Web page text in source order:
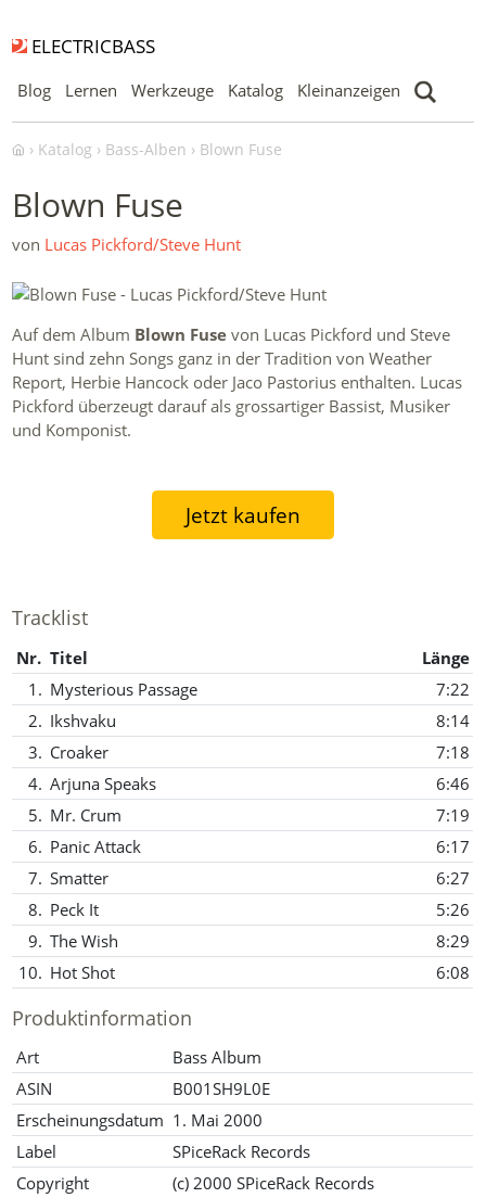
ELECTRICBASS
Blog Lernen Werkzeuge Katalog Kleinanzeigen
Katalog Bass-Alben Blown Fuse
Blown Fuse
von Lucas Pickford/Steve Hunt
Auf dem Album Blown Fuse von Lucas Pickford und Steve
Hunt sind zehn Songs ganz in der Tradition von Weather
Report, Herbie Hancock oder Jaco Pastorius enthalten. Lucas
Pickford überzeugt darauf als grossartiger Bassist, Musiker
und Komponist.
Jetzt kaufen
Tracklist
Nr. Titel
Länge
1. Mysterious Passage
7:22
2. Ikshvaku
8:14
3. Croaker
7:18
4. Arjuna Speaks
6:46
5. Mr. Crum
7:19
6. Panic Attack
6:17
7. Smatter
6:27
8. Peck It
5:26
9. The Wish
8:29
10. Hot Shot 6:08
Produktinformation
Art
Bass Album
ASIN
B001SH9L0E
Erscheinungsdatum 1. Mai 2000
Label
SPiceRack Records
Copyright
(c) 2000 SPiceRack Records